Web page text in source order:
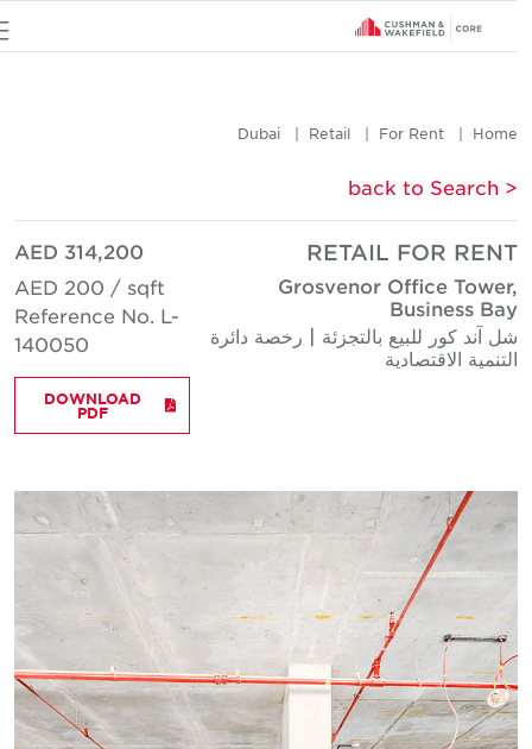
Home
For Rent
Retail
Dubai
< back to Search
RETAIL FOR RENT
Grosvenor Office Tower,
Business Bay
شل آند كور للبيع بالتجزئة | رخصة دائرة
التنمية الاقتصادية
AED 314,200
AED 200 / sqft
Reference No. L-
140050
DOWNLOAD
PDF